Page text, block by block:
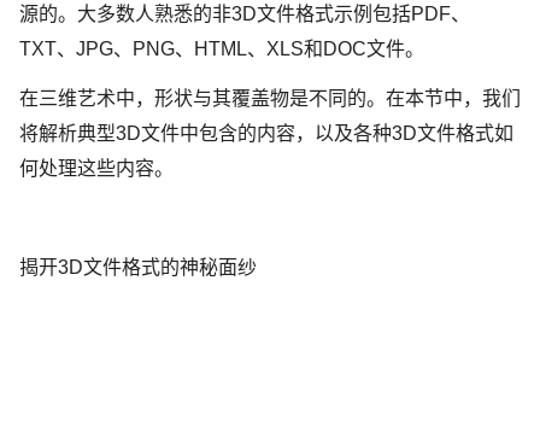
源的。大多数人熟悉的非3D文件格式示例包括PDF、
TXT、JPG、PNG、HTML、XLS和DOC文件。
在三维艺术中，形状与其覆盖物是不同的。在本节中，我们
将解析典型3D文件中包含的内容，以及各种3D文件格式如
何处理这些内容。
揭开3D文件格式的神秘面纱